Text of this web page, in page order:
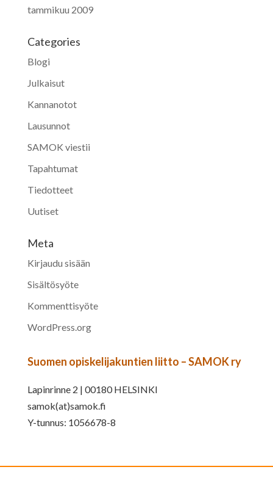
tammikuu 2009
Categories
Blogi
Julkaisut
Kannanotot
Lausunnot
SAMOK viestii
Tapahtumat
Tiedotteet
Uutiset
Meta
Kirjaudu sisään
Sisältösyöte
Kommenttisyöte
WordPress.org
Suomen opiskelijakuntien liitto – SAMOK ry
Lapinrinne 2 | 00180 HELSINKI
samok(at)samok.fi
Y-tunnus: 1056678-8